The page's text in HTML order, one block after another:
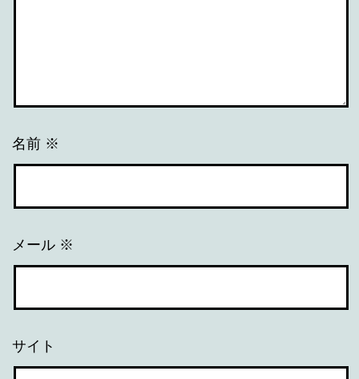
名前 ※
メール ※
サイト